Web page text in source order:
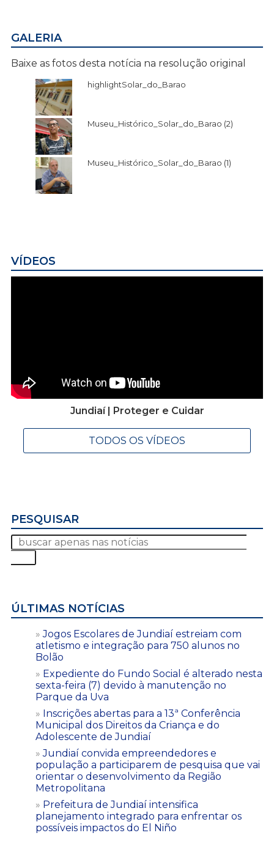
GALERIA
Baixe as fotos desta notícia na resolução original
highlightSolar_do_Barao
Museu_Histórico_Solar_do_Barao (2)
Museu_Histórico_Solar_do_Barao (1)
VÍDEOS
Jundiaí | Proteger e Cuidar
TODOS OS VÍDEOS
PESQUISAR
ÚLTIMAS NOTÍCIAS
Jogos Escolares de Jundiaí estreiam com
atletismo e integração para 750 alunos no
Bolão
Expediente do Fundo Social é alterado nesta
sexta-feira (7) devido à manutenção no
Parque da Uva
Inscrições abertas para a 13ª Conferência
Municipal dos Direitos da Criança e do
Adolescente de Jundiaí
Jundiaí convida empreendedores e
população a participarem de pesquisa que vai
orientar o desenvolvimento da Região
Metropolitana
Prefeitura de Jundiaí intensifica
planejamento integrado para enfrentar os
possíveis impactos do El Niño